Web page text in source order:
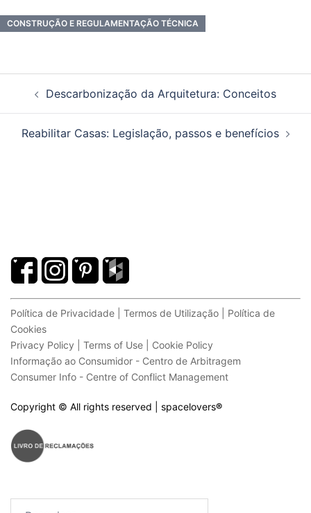
CONSTRUÇÃO E REGULAMENTAÇÃO TÉCNICA
artigos
Descarbonização da Arquitetura: Conceitos
Reabilitar Casas: Legislação, passos e benefícios
Política de Privacidade | Termos de Utilização | Política de
Cookies
Privacy Policy | Terms of Use | Cookie Policy
Informação ao Consumidor - Centro de Arbitragem
Consumer Info - Centre of Conflict Management
Copyright © All rights reserved | spacelovers®